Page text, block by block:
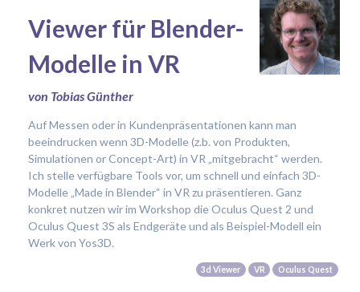
Viewer für Blender-
Modelle in VR
von Tobias Günther
Auf Messen oder in Kundenpräsentationen kann man
beeindrucken wenn 3D-Modelle (z.b. von Produkten,
Simulationen or Concept-Art) in VR „mitgebracht“ werden.
Ich stelle verfügbare Tools vor, um schnell und einfach 3D-
Modelle „Made in Blender“ in VR zu präsentieren. Ganz
konkret nutzen wir im Workshop die Oculus Quest 2 und
Oculus Quest 3S als Endgeräte und als Beispiel-Modell ein
Werk von Yos3D.
3d Viewer VR Oculus Quest